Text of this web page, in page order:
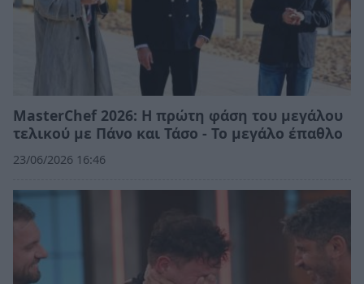
MasterChef 2026: Η πρώτη φάση του μεγάλου
τελικού με Πάνο και Τάσο - Το μεγάλο έπαθλο
23/06/2026 16:46